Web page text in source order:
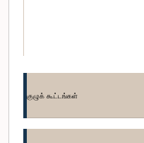
குழுக் கூட்டங்கள்